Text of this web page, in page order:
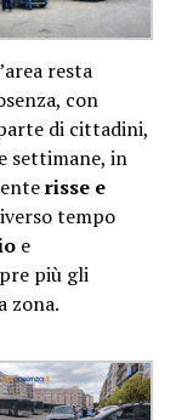
resta
con
di cittadini,
settimane, in
risse e
tempo
e
più gli
zona.